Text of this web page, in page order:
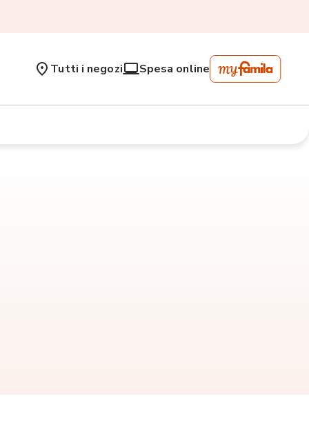
Tutti i negozi Spesa online